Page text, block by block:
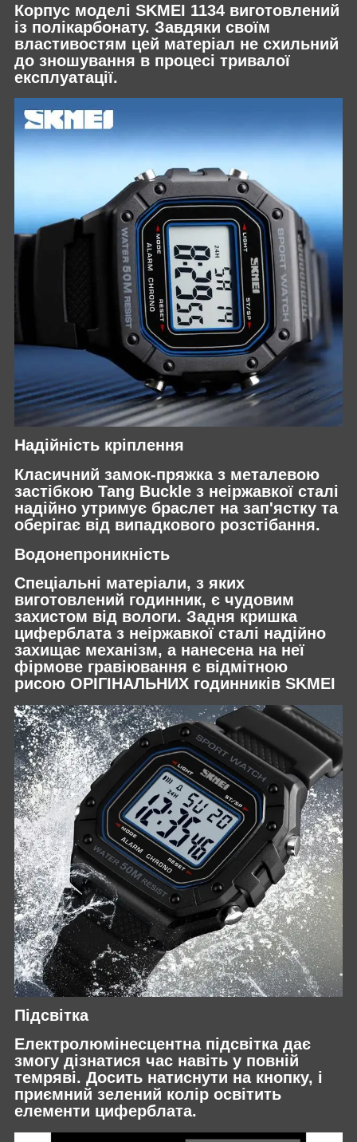
Корпус моделі SKMEI 1134 виготовлений
із полікарбонату. Завдяки своїм
властивостям цей матеріал не схильний
до зношування в процесі тривалої
експлуатації.
Надійність кріплення
Класичний замок-пряжка з металевою
застібкою Tang Buckle з неіржавкої сталі
надійно утримує браслет на зап'ястку та
оберігає від випадкового розстібання.
Водонепроникність
Спеціальні матеріали, з яких
виготовлений годинник, є чудовим
захистом від вологи. Задня кришка
циферблата з неіржавкої сталі надійно
захищає механізм, а нанесена на неї
фірмове гравіювання є відмітною
рисою ОРІГІНАЛЬНИХ годинників SKMEI
Підсвітка
Електролюмінесцентна підсвітка дає
змогу дізнатися час навіть у повній
темряві. Досить натиснути на кнопку, і
приємний зелений колір освітить
елементи циферблата.